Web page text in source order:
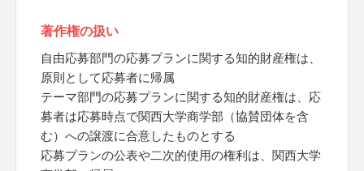
著作権の扱い
自由応募部門の応募プランに関する知的財産権は、
原則として応募者に帰属
テーマ部門の応募プランに関する知的財産権は、応
募者は応募時点で関西大学商学部（協賛団体を含
む）への譲渡に合意したものとする
応募プランの公表や二次的使用の権利は、関西大学